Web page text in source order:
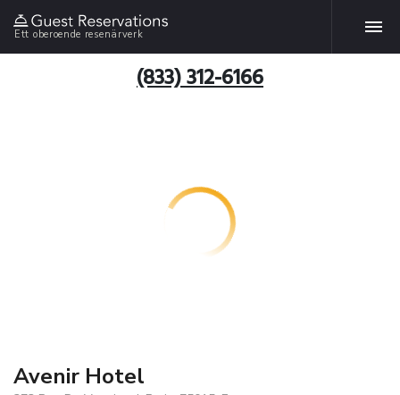
Ett oberoende resenärverk
(833) 312-6166
Avenir Hotel